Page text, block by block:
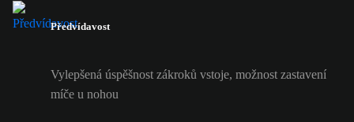
Předvídavost
Vylepšená úspěšnost zákroků vstoje, možnost zastavení
míče u nohou